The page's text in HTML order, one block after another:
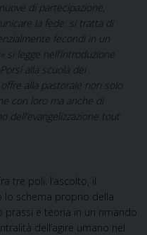
di partecipazione,
la fede: si tratta di
fecondi in un
si legge nell’introduzione
alla scuola dei
alla pastorale non solo
con loro ma anche di
dell’evangelizzazione tout
tre poli: l’ascolto, il
lo schema proprio della
e teoria in un rimando
dell’agire umano nel